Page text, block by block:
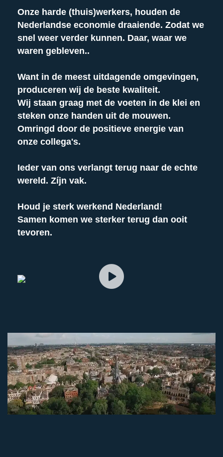
Onze harde (thuis)werkers, houden de
Nederlandse economie draaiende. Zodat we
snel weer verder kunnen. Daar, waar we
waren gebleven..
Want in de meest uitdagende omgevingen,
produceren wij de beste kwaliteit.
Wij staan graag met de voeten in de klei en
steken onze handen uit de mouwen.
Omringd door de positieve energie van
onze collega's.
Ieder van ons verlangt terug naar de echte
wereld. Zíjn vak.
Houd je sterk werkend Nederland!
Samen komen we sterker terug dan ooit
tevoren.